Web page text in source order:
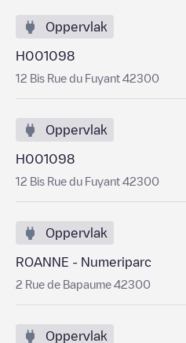
Oppervlak
H001098
12 Bis Rue du Fuyant 42300
Oppervlak
H001098
12 Bis Rue du Fuyant 42300
Oppervlak
ROANNE - Numeriparc
2 Rue de Bapaume 42300
Oppervlak